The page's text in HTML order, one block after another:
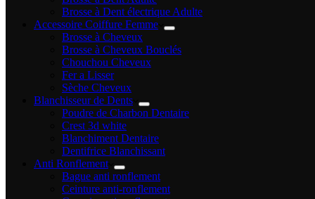
Brosse à Dent électrique Adulte
Accessoire Coiffure Femme
Brosse à Cheveux
Brosse à Cheveux Bouclés
Chouchou Cheveux
Fer a Lisser
Sèche Cheveux
Blanchisseur de Dents
Poudre de Charbon Dentaire
Crest 3d white
Blanchiment Dentaire
Dentifrice Blanchissant
Anti Ronflement
Bague anti ronflement
Ceinture anti-ronflement